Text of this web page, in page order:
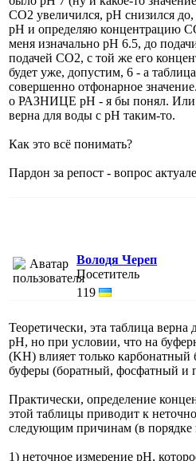
СО2 увеличился, pH снизился
pH и определяю концентрацию
меня изначально pH 6.5, до
подачей СО2, с той же его
будет уже, допустим, 6 - а
совершенно отфонарное
о РАЗНИЦЕ pH - я бы понял. Или
верна для воды с pH таким-то.
Как это всё понимать?
Пардон за репост - вопрос
Володя Череп
Посетитель
119
Теоретически, эта таблица
pH, но при условии, что на
(KH) влияет только
буферы (боратный, фосфатный и
Практически, определение
этой таблицы приводит к
следующим причинам (в порядке
1) неточное измерение pH,